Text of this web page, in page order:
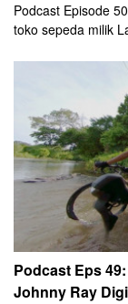
Podcast Episode
toko sepeda milik
menjelajah dan
Podcast Eps
Johnny Ray